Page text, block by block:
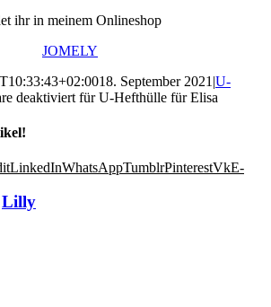
ihr in meinem Onlineshop
JOMELY
18. September 2021 |U-
deaktiviert für U-Hefthülle für Elisa
LinkedInWhatsAppTumblrPinterestVkE-
Lilly